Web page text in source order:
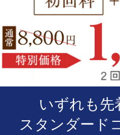
いずれも先
スタンダード